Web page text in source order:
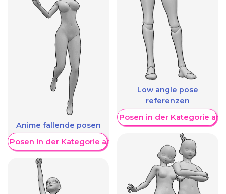
Anime fallende posen
Posen in der Kategorie anzeigen
Low angle pose
referenzen
Weitere Posen in der Kategorie